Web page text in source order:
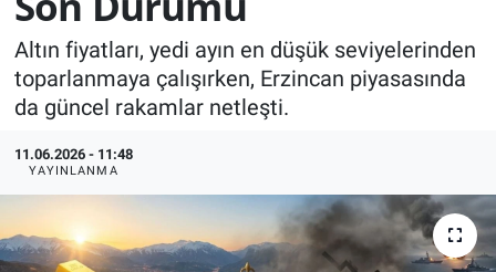
Altın fiyatları, yedi ayın en düşük seviyelerinden
toparlanmaya çalışırken, Erzincan piyasasında
da güncel rakamlar netleşti.
11.06.2026 - 11:48
YAYINLANMA
GENEL
KÜLTÜR-SANAT
Politika
SPOR